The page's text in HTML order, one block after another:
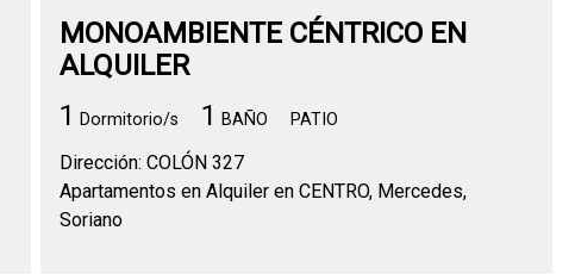
MONOAMBIENTE CÉNTRICO EN
ALQUILER
1 Dormitorio/s 1 BAÑO PATIO
Dirección: COLÓN 327
Apartamentos en Alquiler en CENTRO, Mercedes,
Soriano